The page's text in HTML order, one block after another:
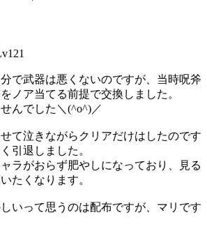
で武器は悪くないのですが、当時呪斧
ノア当てる前提で交換しました。
んでした＼(^o^)／
て泣きながらクリアだけはしたのです
引退しました。
ラがおらず肥やしになっており、見る
たくなります。
いって思うのは配布ですが、マリです